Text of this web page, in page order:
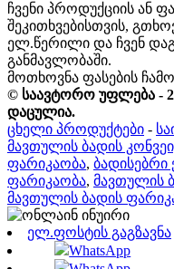
ჩვენი პროდუქციის ან
შეკითხვებისთვის,
ელ.წერილი და ჩვენ
განმავლობაში.
მოთხოვნა ფასების
© საავტორო უფლება -
დაცულია.
ცხელი პროდუქტები -
მავთულის ბადის
ფარიკაობა, ბადისებრი
ფარიკაობა, მავთულის
მავთულის ბადის
ელ.ფოსტის გაგზავნა
WhatsApp